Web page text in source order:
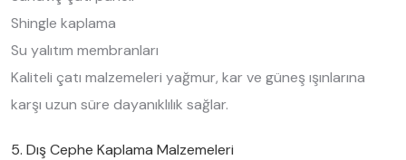
Shingle kaplama
Su yalıtım membranları
Kaliteli çatı malzemeleri yağmur, kar ve güneş ışınlarına
karşı uzun süre dayanıklılık sağlar.
5. Dış Cephe Kaplama Malzemeleri